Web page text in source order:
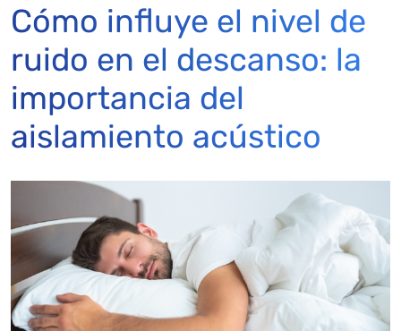
Cómo influye el nivel de
ruido en el descanso: la
importancia del
aislamiento acústico